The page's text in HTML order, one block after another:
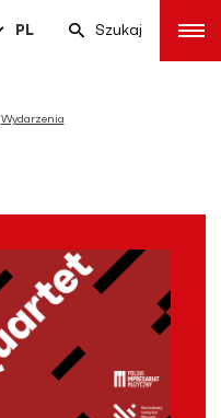
PL Szukaj
Wydarzenia